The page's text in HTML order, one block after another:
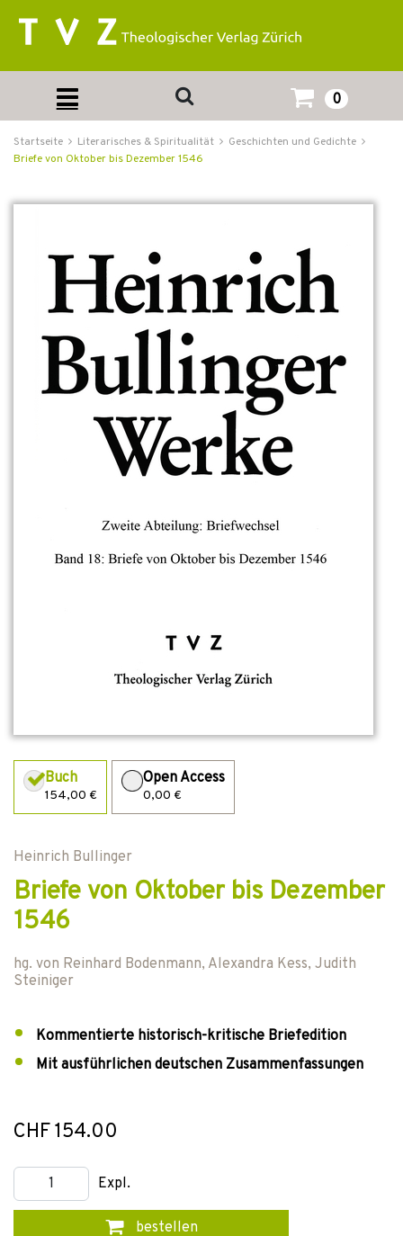
0
Startseite Literarisches & Spiritualität
Geschichten und Gedichte
Briefe von Oktober bis Dezember 1546
Buch
154,00 €
Open Access
0,00 €
Heinrich Bullinger
Briefe von Oktober bis Dezember
1546
hg. von Reinhard Bodenmann, Alexandra Kess, Judith
Steiniger
Kommentierte historisch-kritische Briefedition
Mit ausführlichen deutschen Zusammenfassungen
CHF 154.00
Expl.
bestellen